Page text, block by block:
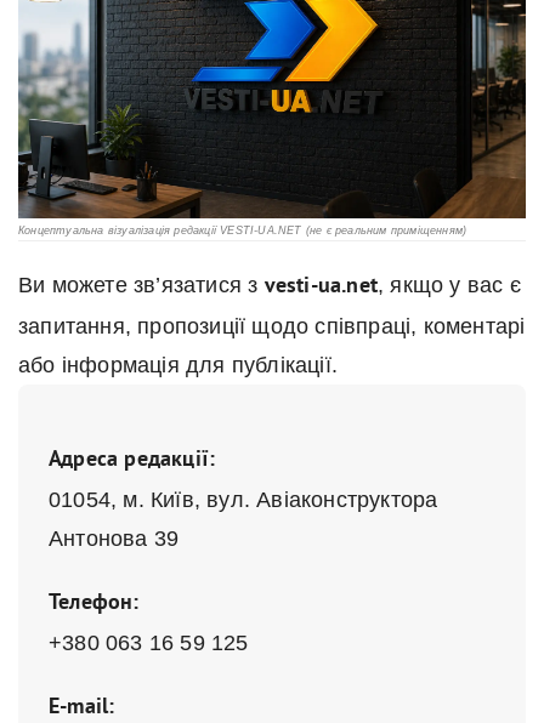
Концептуальна візуалізація редакції VESTI-UA.NET (не є реальним приміщенням)
Ви можете зв’язатися з vesti-ua.net, якщо у вас є
запитання, пропозиції щодо співпраці, коментарі
або інформація для публікації.
Адреса редакції:
01054, м. Київ, вул. Авіаконструктора
Антонова 39
Телефон:
+380 063 16 59 125
E-mail: